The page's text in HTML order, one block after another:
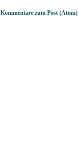
Kommentare zum Post (Atom)